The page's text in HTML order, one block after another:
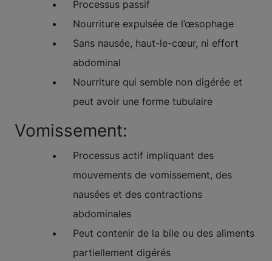
Processus passif
Nourriture expulsée de l’œsophage
Sans nausée, haut-le-cœur, ni effort
abdominal
Nourriture qui semble non digérée et
peut avoir une forme tubulaire
Vomissement:
Processus actif impliquant des
mouvements de vomissement, des
nausées et des contractions
abdominales
Peut contenir de la bile ou des aliments
partiellement digérés